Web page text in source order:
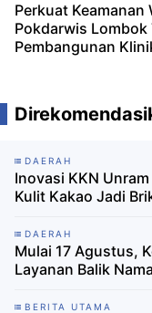
Perkuat Keamanan
Pokdarwis
Pembangunan
DAERAH
Inovasi KKN
Kulit Kakao Jadi
DAERAH
Mulai 17 Agustus,
Layanan Balik
BERITA UTAMA